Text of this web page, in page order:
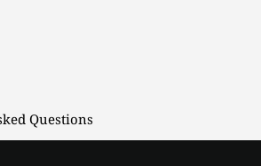
Questions